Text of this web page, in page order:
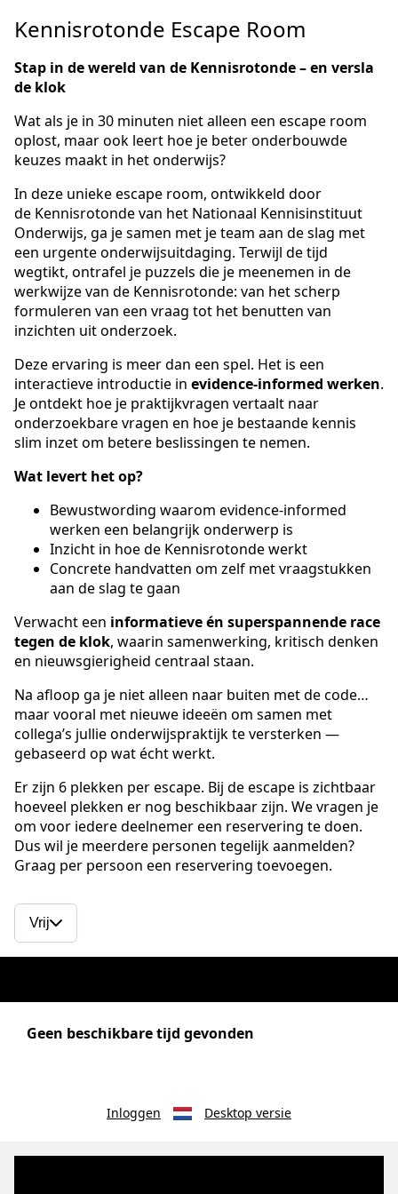
Kennisrotonde Escape Room
Stap in de wereld van de Kennisrotonde – en versla
de klok
Wat als je in 30 minuten niet alleen een escape room
oplost, maar ook leert hoe je beter onderbouwde
keuzes maakt in het onderwijs?
In deze unieke escape room, ontwikkeld door
de Kennisrotonde van het Nationaal Kennisinstituut
Onderwijs, ga je samen met je team aan de slag met
een urgente onderwijsuitdaging. Terwijl de tijd
wegtikt, ontrafel je puzzels die je meenemen in de
werkwijze van de Kennisrotonde: van het scherp
formuleren van een vraag tot het benutten van
inzichten uit onderzoek.
Deze ervaring is meer dan een spel. Het is een
interactieve introductie in evidence-informed werken.
Je ontdekt hoe je praktijkvragen vertaalt naar
onderzoekbare vragen en hoe je bestaande kennis
slim inzet om betere beslissingen te nemen.
Wat levert het op?
Bewustwording waarom evidence-informed
werken een belangrijk onderwerp is
Inzicht in hoe de Kennisrotonde werkt
Concrete handvatten om zelf met vraagstukken
aan de slag te gaan
Verwacht een informatieve én superspannende race
tegen de klok, waarin samenwerking, kritisch denken
en nieuwsgierigheid centraal staan.
Na afloop ga je niet alleen naar buiten met de code…
maar vooral met nieuwe ideeën om samen met
collega’s jullie onderwijspraktijk te versterken —
gebaseerd op wat écht werkt.
Er zijn 6 plekken per escape. Bij de escape is zichtbaar
hoeveel plekken er nog beschikbaar zijn. We vragen je
om voor iedere deelnemer een reservering te doen.
Dus wil je meerdere personen tegelijk aanmelden?
Graag per persoon een reservering toevoegen.
Vrij
Geen beschikbare tijd gevonden
Inloggen Desktop versie